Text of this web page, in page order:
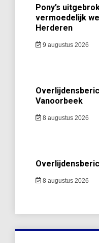
Pony’s
vermoedelijk
Herderen
9 augustus 2026
Vanoorbeek
8 augustus 2026
8 augustus 2026